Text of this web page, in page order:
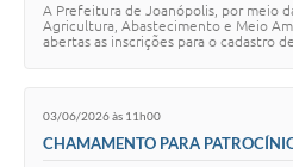
A Prefeitura de Joanópolis, por meio
Agricultura, Abastecimento e Meio
abertas as inscrições para o cadastro
03/06/2026 às 11h00
CHAMAMENTO PARA